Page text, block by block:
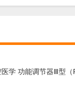
学 功能调节器Ⅲ型